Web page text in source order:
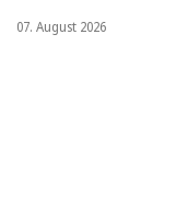
07. August 2026